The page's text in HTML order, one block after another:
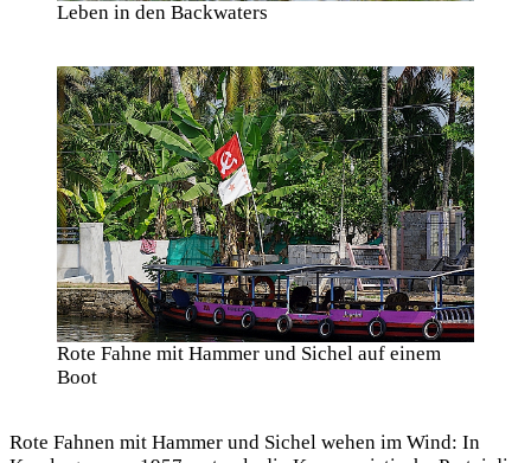
Leben in den Backwaters
Rote Fahne mit Hammer und Sichel auf einem
Boot
Rote Fahnen mit Hammer und Sichel wehen im Wind: In